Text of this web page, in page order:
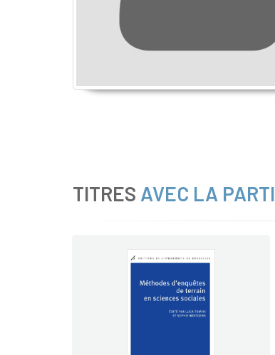
TITRES AVEC LA